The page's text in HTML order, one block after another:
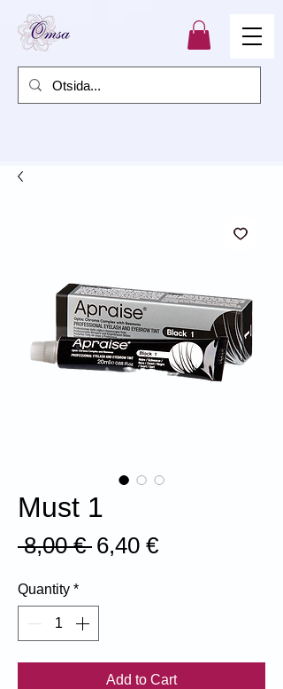
Must 1
8,00 € Regular
6,40 €Sale
Quantity *
Add to Cart